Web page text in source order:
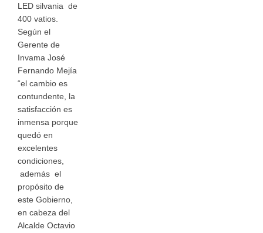
LED silvania de
400 vatios.
Según el
Gerente de
Invama José
Fernando Mejía
“el cambio es
contundente, la
satisfacción es
inmensa porque
quedó en
excelentes
condiciones,
además el
propósito de
este Gobierno,
en cabeza del
Alcalde Octavio